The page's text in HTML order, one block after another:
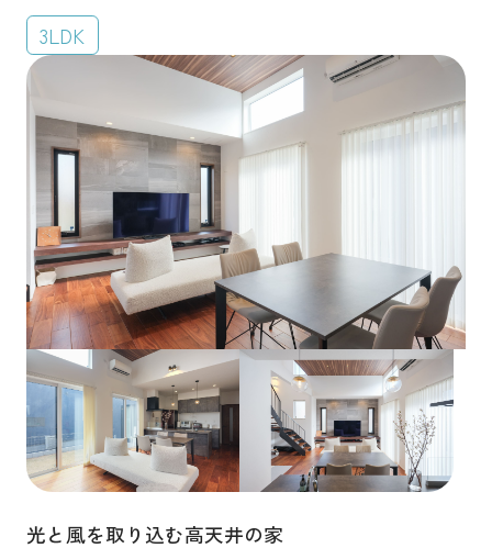
3LDK
光と風を取り込む高天井の家